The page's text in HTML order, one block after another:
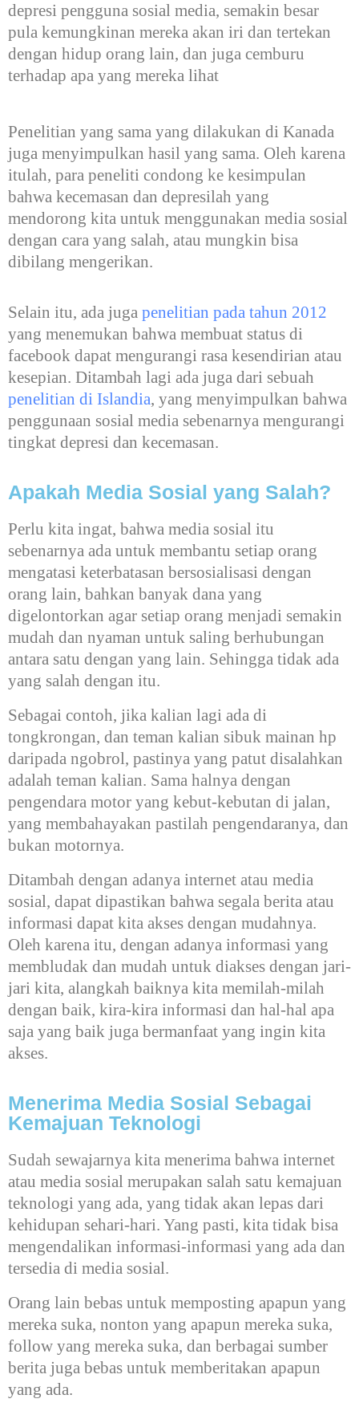
depresi pengguna sosial media, semakin besar
pula kemungkinan mereka akan iri dan tertekan
dengan hidup orang lain, dan juga cemburu
terhadap apa yang mereka lihat
Penelitian yang sama yang dilakukan di Kanada
juga menyimpulkan hasil yang sama. Oleh karena
itulah, para peneliti condong ke kesimpulan
bahwa kecemasan dan depresilah yang
mendorong kita untuk menggunakan media sosial
dengan cara yang salah, atau mungkin bisa
dibilang mengerikan.
Selain itu, ada juga penelitian pada tahun 2012
yang menemukan bahwa membuat status di
facebook dapat mengurangi rasa kesendirian atau
kesepian. Ditambah lagi ada juga dari sebuah
penelitian di Islandia, yang menyimpulkan bahwa
penggunaan sosial media sebenarnya mengurangi
tingkat depresi dan kecemasan.
Apakah Media Sosial yang Salah?
Perlu kita ingat, bahwa media sosial itu
sebenarnya ada untuk membantu setiap orang
mengatasi keterbatasan bersosialisasi dengan
orang lain, bahkan banyak dana yang
digelontorkan agar setiap orang menjadi semakin
mudah dan nyaman untuk saling berhubungan
antara satu dengan yang lain. Sehingga tidak ada
yang salah dengan itu.
Sebagai contoh, jika kalian lagi ada di
tongkrongan, dan teman kalian sibuk mainan hp
daripada ngobrol, pastinya yang patut disalahkan
adalah teman kalian. Sama halnya dengan
pengendara motor yang kebut-kebutan di jalan,
yang membahayakan pastilah pengendaranya, dan
bukan motornya.
Ditambah dengan adanya internet atau media
sosial, dapat dipastikan bahwa segala berita atau
informasi dapat kita akses dengan mudahnya.
Oleh karena itu, dengan adanya informasi yang
membludak dan mudah untuk diakses dengan jari-
jari kita, alangkah baiknya kita memilah-milah
dengan baik, kira-kira informasi dan hal-hal apa
saja yang baik juga bermanfaat yang ingin kita
akses.
Menerima Media Sosial Sebagai
Kemajuan Teknologi
Sudah sewajarnya kita menerima bahwa internet
atau media sosial merupakan salah satu kemajuan
teknologi yang ada, yang tidak akan lepas dari
kehidupan sehari-hari. Yang pasti, kita tidak bisa
mengendalikan informasi-informasi yang ada dan
tersedia di media sosial.
Orang lain bebas untuk memposting apapun yang
mereka suka, nonton yang apapun mereka suka,
follow yang mereka suka, dan berbagai sumber
berita juga bebas untuk memberitakan apapun
yang ada.